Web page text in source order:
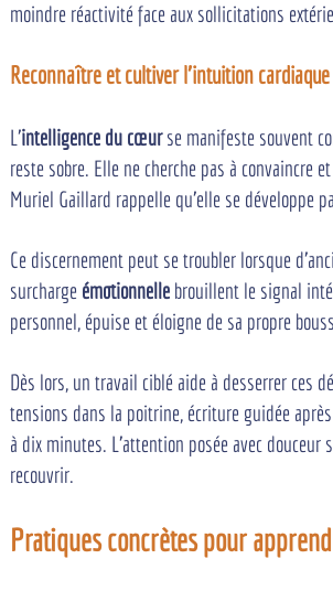
moindre réactivité face aux sollicitations
Reconnaître et cultiver l'intuition cardiaque
L'intelligence du cœur se manifeste souvent
reste sobre. Elle ne cherche pas à convaincre
Muriel Gaillard rappelle qu'elle se développe
Ce discernement peut se troubler lorsque
surcharge émotionnelle brouillent le signal
personnel, épuise et éloigne de sa propre
Dès lors, un travail ciblé aide à desserrer ces
tensions dans la poitrine, écriture guidée
à dix minutes. L'attention posée avec
recouvrir.
Pratiques concrètes pour